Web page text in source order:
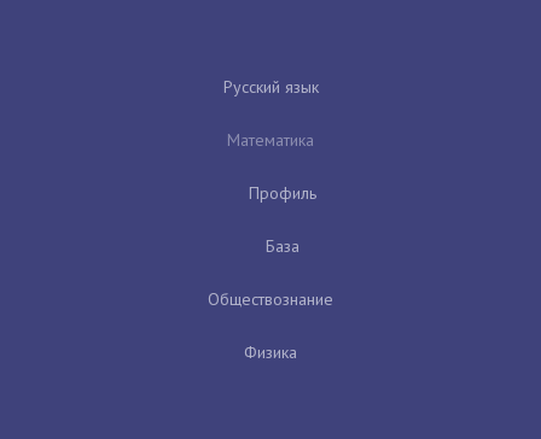
Русский язык
Математика
Профиль
База
Обществознание
Физика